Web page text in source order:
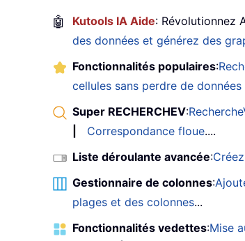
🤖 Kutools IA Aide: Révolutionnez
des données et générez des
Fonctionnalités populaires:
cellules sans perdre de données
Super RECHERCHEV:
Correspondance floue....
Liste déroulante avancée:
Gestionnaire de colonnes:
plages et des colonnes...
Fonctionnalités vedettes:Mise